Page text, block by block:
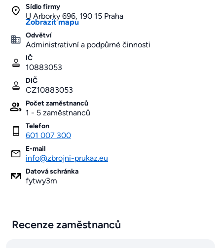
Sídlo firmy
U Arborky 696, 190 15 Praha
Zobrazit mapu
Odvětví
Administrativní a podpůrné činnosti
IČ
10883053
DIČ
CZ10883053
Počet zaměstnanců
1 - 5 zaměstnanců
Telefon
601 007 300
E-mail
info@zbrojni-prukaz.eu
Datová schránka
fytwy3m
Recenze zaměstnanců